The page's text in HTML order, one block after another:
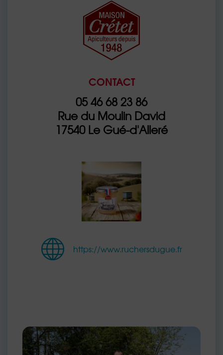
CONTACT
05 46 68 23 86
Rue du Moulin David
17540 Le Gué-d'Alleré
https://www.ruchersdugue.fr